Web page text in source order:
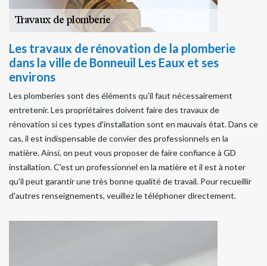
Les travaux de rénovation de la plomberie
dans la ville de Bonneuil Les Eaux et ses
environs
Les plomberies sont des éléments qu'il faut nécessairement
entretenir. Les propriétaires doivent faire des travaux de
rénovation si ces types d'installation sont en mauvais état. Dans ce
cas, il est indispensable de convier des professionnels en la
matière. Ainsi, on peut vous proposer de faire confiance à GD
installation. C'est un professionnel en la matière et il est à noter
qu'il peut garantir une très bonne qualité de travail. Pour recueillir
d'autres renseignements, veuillez le téléphoner directement.